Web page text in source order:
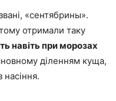
«сентябрины».
отримали таку
навіть при морозах
діленням куща,